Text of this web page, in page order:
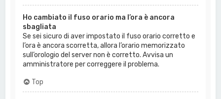
Ho cambiato il fuso orario ma l’ora è ancora
sbagliata
Se sei sicuro di aver impostato il fuso orario corretto e
l’ora è ancora scorretta, allora l’orario memorizzato
sull’orologio del server non è corretto. Avvisa un
amministratore per correggere il problema.
Top